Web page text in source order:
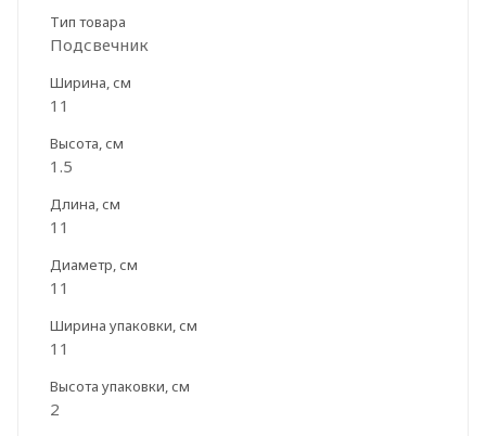
Тип товара
Подсвечник
Ширина, см
11
Высота, см
1.5
Длина, см
11
Диаметр, см
11
Ширина упаковки, см
11
Высота упаковки, см
2